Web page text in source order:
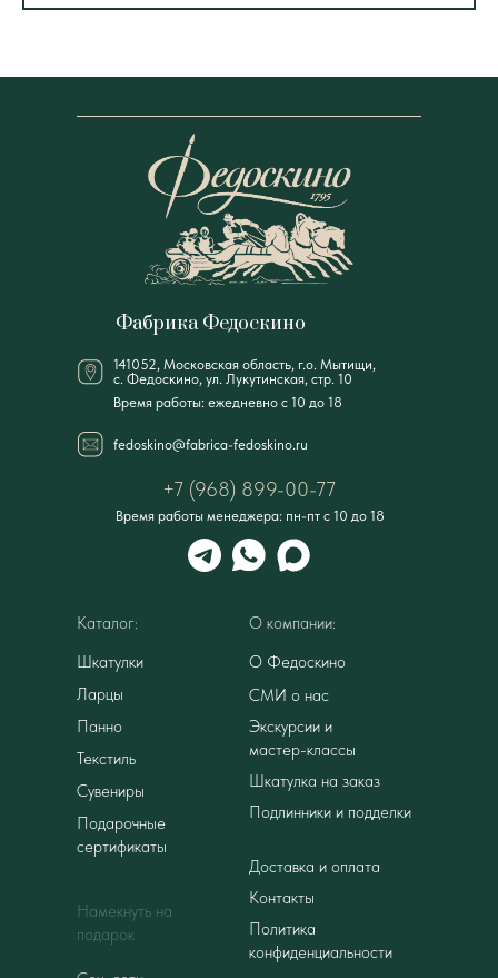
141052, Московская область, г.о. Мытищи,
с. Федоскино, ул. Лукутинская, стр. 10
Фабрика Федоскино
+7 (968) 899-00-77
Время работы: ежедневно с 10 до 18
Время работы менеджера: пн-пт с 10 до 18
Каталог:
Шкатулки
Ларцы
Панно
Текстиль
Сувениры
Подарочные
сертификаты
Намекнуть на
подарок
О компании:
О Федоскино
Контакты
Экскурсии и
мастер-классы
Подлинники и подделки
Доставка и оплата
fedoskino@fabrica-fedoskino.ru
Шкатулка на заказ
Политика
конфиденциальности
СМИ о нас